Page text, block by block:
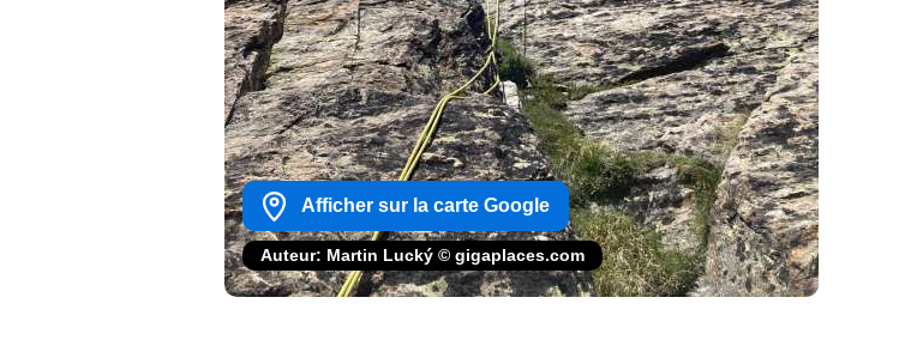
Afficher sur la carte Google
Auteur: Martin Lucký © gigaplaces.com